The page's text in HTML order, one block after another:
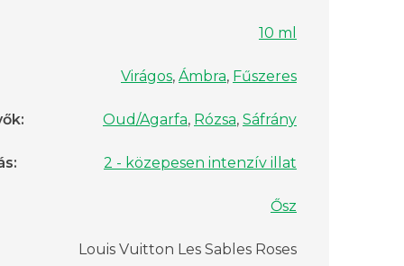
10 ml
Virágos, Ámbra, Fűszeres
: Oud/Agarfa, Rózsa, Sáfrány
: 2 - közepesen intenzív illat
Ősz
Louis Vuitton Les Sables Roses